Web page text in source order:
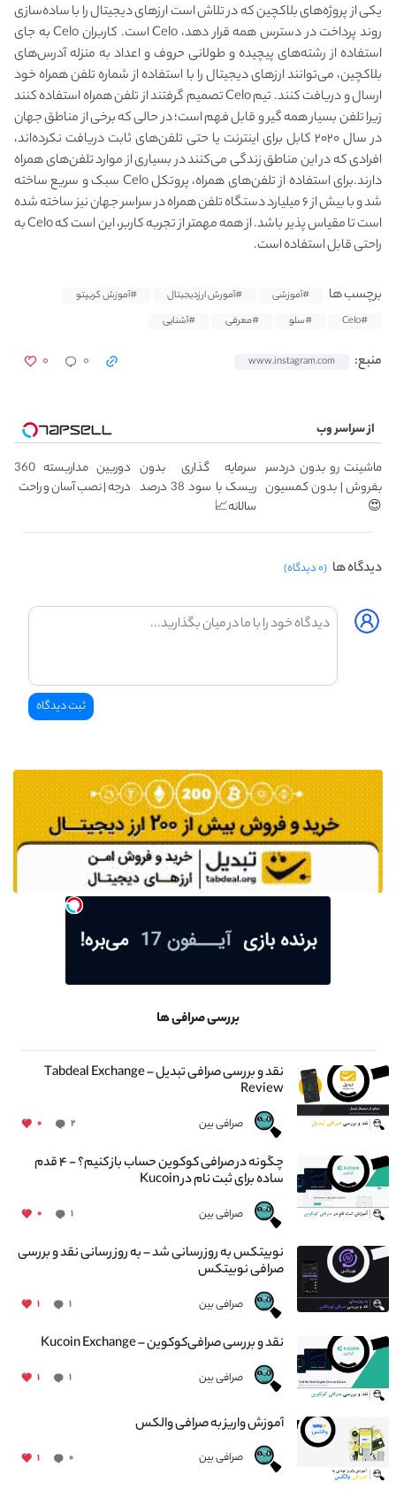
یکی از پروژه‌های بلاکچین که در تلاش است ارزهای دیجیتال را با ساده‌سازی
روند پرداخت در دسترس همه قرار دهد، Celo است. کاربران Celo به جای
استفاده از رشته‌های پیچیده و طولانی حروف و اعداد به منزله آدرس‌های
بلاکچین، می‌توانند ارزهای دیجیتال را با استفاده از شماره تلفن همراه خود
ارسال و دریافت کنند. تیم Celo تصمیم گرفتند از تلفن همراه استفاده کنند
زیرا تلفن بسیار همه گیر و قابل فهم است؛ در حالی که برخی از مناطق جهان
در سال ۲۰۲۰ کابل برای اینترنت یا حتی تلفن‌های ثابت دریافت نکرده‌اند،
افرادی که در این مناطق زندگی می‌کنند در بسیاری از موارد تلفن‌های همراه
دارند.برای استفاده از تلفن‌های همراه، پروتکل Celo سبک و سریع ساخته
شد و با بیش از ۶ میلیارد دستگاه تلفن همراه در سراسر جهان نیز ساخته شده
است تا مقیاس پذیر باشد. از همه مهمتر از تجربه کاربر، این است که Celo به
راحتی قابل استفاده است.
برچسب ها #آموزشی #آمورش ارزدیجیتال
#آموزش کریپتو
#Celo
#سلو #معرفی #آشنایی
منبع: www.instagram.com ۰ ۰
از سراسر وب
ماشینت رو بدون دردسر
بفروش | بدون کمسیون
😍
سرمایه گذاری بدون
ریسک با سود 38 درصد
سالانه📈
دوربین مداربسته 360
درجه | نصب آسان و راحت
دیدگاه ها (۰ دیدگاه)
بررسی صرافی ها
نقد و بررسی صرافی تبدیل – Tabdeal Exchange
Review
صرافی بین ۲ ۰
چگونه در صرافی کوکوین حساب باز کنیم؟ - ۴ قدم
ساده برای ثبت نام در Kucoin
صرافی بین ۱ ۰
نوبیتکس به روزرسانی شد – به روز رسانی نقد و بررسی
صرافی نوبیتکس
صرافی بین ۱ ۱
نقد و بررسی صرافی‌کوکوین – Kucoin Exchange
صرافی بین ۱ ۱
آموزش واریز به صرافی والکس
صرافی بین ۰ ۱